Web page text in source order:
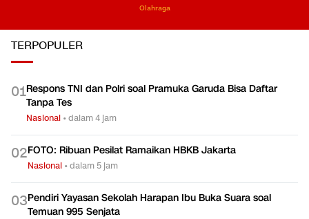
Olahraga
TERPOPULER
01Respons TNI dan Polri soal Pramuka Garuda Bisa Daftar
Tanpa Tes
Nasional •dalam 4 jam
02FOTO: Ribuan Pesilat Ramaikan HBKB Jakarta
Nasional •dalam 5 jam
03Pendiri Yayasan Sekolah Harapan Ibu Buka Suara soal
Temuan 995 Senjata